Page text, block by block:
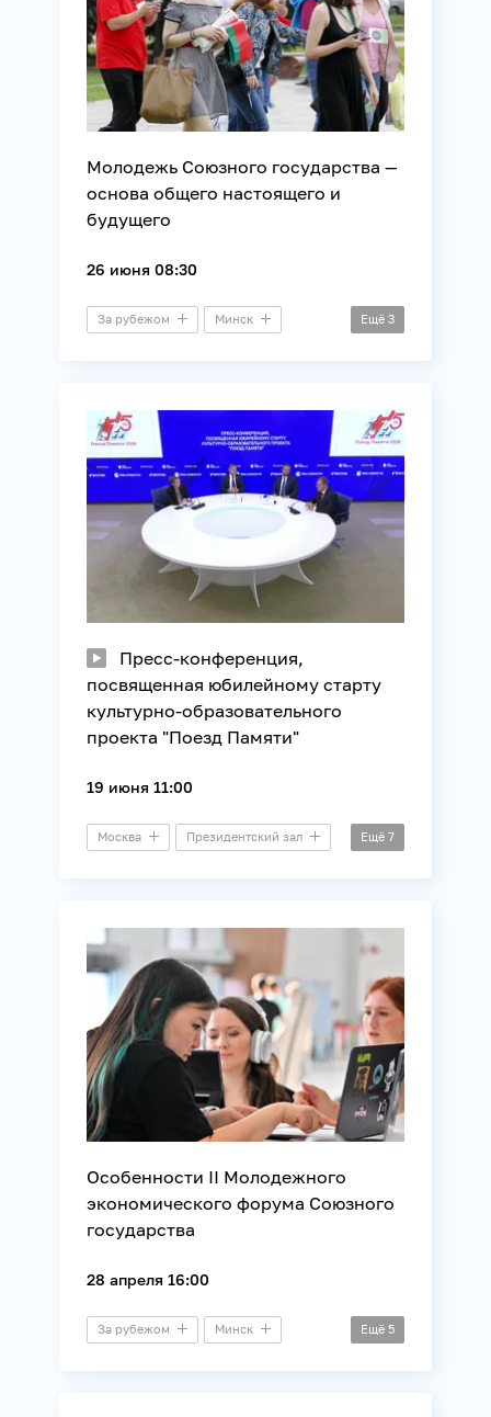
Молодежь Союзного государства —
основа общего настоящего и
будущего
26 июня 08:30
За рубежом Минск
Союзное государство
Ещё 3
Пресс-конференция,
посвященная юбилейному старту
культурно-образовательного
проекта "Поезд Памяти"
19 июня 11:00
Москва Президентский зал
Образование Общество
Союзное государство
Ещё 7
Особенности II Молодежного
экономического форума Союзного
государства
28 апреля 16:00
За рубежом Минск Ещё 5